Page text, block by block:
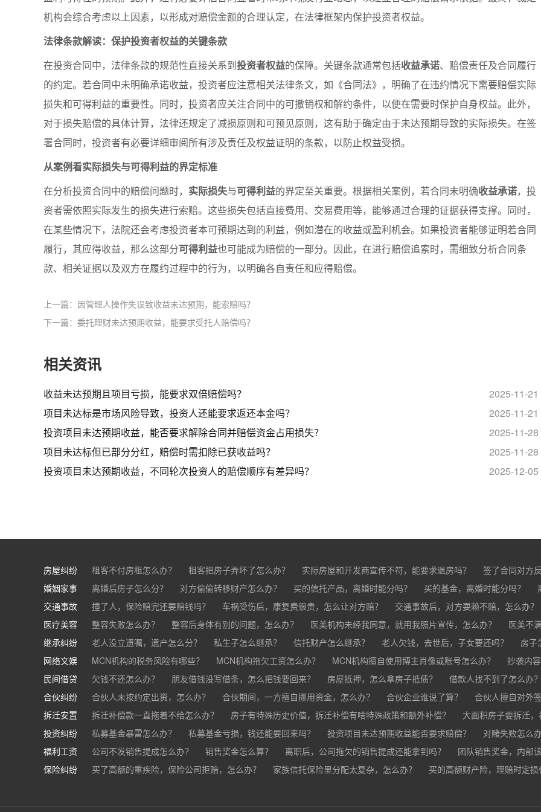
机构会综合考虑以上因素，以形成对赔偿金额的合理认定，在法律框架内保护投资者权益。
法律条款解读：保护投资者权益的关键条款
在投资合同中，法律条款的规范性直接关系到投资者权益的保障。关键条款通常包括收益承诺、赔偿责任及合同履行
的约定。若合同中未明确承诺收益，投资者应注意相关法律条文，如《合同法》，明确了在违约情况下需要赔偿实际
损失和可得利益的重要性。同时，投资者应关注合同中的可撤销权和解约条件，以便在需要时保护自身权益。此外，
对于损失赔偿的具体计算，法律还规定了减损原则和可预见原则，这有助于确定由于未达预期导致的实际损失。在签
署合同时，投资者有必要详细审阅所有涉及责任及权益证明的条款，以防止权益受损。
从案例看实际损失与可得利益的界定标准
在分析投资合同中的赔偿问题时， 实际损失与可得利益的界定至关重要。根据相关案例，若合同未明确收益承诺，投
资者需依照实际发生的损失进行索赔。这些损失包括直接费用、交易费用等，能够通过合理的证据获得支撑。同时，
在某些情况下，法院还会考虑投资者本可预期达到的利益，例如潜在的收益或盈利机会。如果投资者能够证明若合同
履行，其应得收益，那么这部分可得利益也可能成为赔偿的一部分。因此，在进行赔偿追索时，需细致分析合同条
款、相关证据以及双方在履约过程中的行为，以明确各自责任和应得赔偿。
上一篇：因管理人操作失误致收益未达预期，能索赔吗？​
下一篇：委托理财未达预期收益，能要求受托人赔偿吗？
相关资讯
收益未达预期且项目亏损，能要求双倍赔偿吗？​
2025-11-21
项目未达标是市场风险导致，投资人还能要求返还本金吗？
2025-11-21
投资项目未达预期收益，能否要求解除合同并赔偿资金占用损失？
2025-11-28
项目未达标但已部分分红，赔偿时需扣除已获收益吗？
2025-11-28
投资项目未达预期收益，不同轮次投资人的赔偿顺序有差异吗？
2025-12-05
房屋纠纷 租客不付房租怎么办？ 租客把房子弄坏了怎么办？ 实际房屋和开发商宣传不符，能要求退房吗？
签了合同对方
房东不退押金怎么办？
买房的定金能退吗？ 买的房子有问题怎么办？ 买家跳单怎么办？ 购买的房子有抵押
婚姻家事 离婚后房子怎么分？ 对方偷偷转移财产怎么办？ 买的信托产品，离婚时能分吗？ 买的基金，离婚时能分吗？
离婚了公司股权怎么处理？
离婚后财产怎么分？
交通事故 撞了人，保险赔完还要赔钱吗？ 车祸受伤后，康复费很贵，怎么让对方赔？
交通事故后，对方耍赖不赔，怎么办？
交通事故中，医保和对方赔偿能同时拿吗？
车祸导致人死亡，怎么办？
医疗美容 整容失败怎么办？ 整容后身体有别的问题，怎么办？ 医美机构未经我同意，就用我照片宣传，怎么办？
医美不
医美机构宣传的与实际结果不符怎么办？
医疗事故怎么赔偿？ 手术失败怎么赔？
康复治疗费用高昂，医院说只
医疗器械出问题，怎么办？
继承纠纷 老人没立遗嘱，遗产怎么分？ 私生子怎么继承？ 信托财产怎么继承？ 老人欠钱，去世后，子女要还吗？
房子
基金怎么继承？
股票怎么继承？
网络文娱 MCN机构的税务风险有哪些？ MCN机构拖欠工资怎么办？ MCN机构擅自使用博主肖像或账号怎么办？
抄袭内
抖音账号归谁？
民间借贷 欠钱不还怎么办？ 朋友借钱没写借条，怎么把钱要回来？ 房屋抵押，怎么拿房子抵债？
借款人找不到了怎么办
帮人担保借款，对方不还，我要承担全部责任吗？
合伙纠纷 合伙人未按约定出资，怎么办？ 合伙期间，一方擅自挪用资金，怎么办？ 合伙企业谁说了算？
合伙人擅自对外
和合伙人有矛盾，怎么办？
拆迁安置 拆迁补偿款一直拖着不给怎么办？ 房子有特殊历史价值，拆迁补偿有啥特殊政策和额外补偿？
大面积房子要拆迁
投资纠纷
私募基金暴雷怎么办？ 私募基金亏损，钱还能要回来吗？ 投资项目未达预期收益能否要求赔偿？
对赌失败怎么
福利工资
公司不发销售提成怎么办？ 销售奖金怎么算？ 离职后，公司拖欠的销售提成还能拿到吗？
团队销售奖金，内部
销售目标未完成，公司有权不发提成和奖金吗？
公司变更提成和奖金制度，之前的业绩怎么算？
销售提成和奖金
保险纠纷 买了高额的重疾险，保险公司拒赔，怎么办？ 家族信托保险里分配太复杂，怎么办？
买的高额财产险，理赔时定